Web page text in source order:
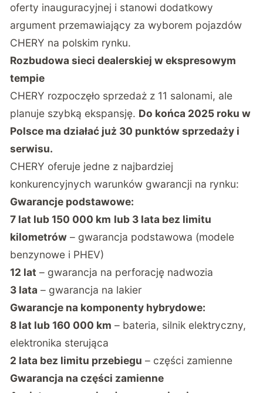
oferty inauguracyjnej i stanowi dodatkowy
argument przemawiający za wyborem pojazdów
CHERY na polskim rynku.
Rozbudowa sieci dealerskiej w ekspresowym
tempie
CHERY rozpoczęło sprzedaż z 11 salonami, ale
planuje szybką ekspansję. Do końca 2025 roku w
Polsce ma działać już 30 punktów sprzedaży i
serwisu.
CHERY oferuje jedne z najbardziej
konkurencyjnych warunków gwarancji na rynku:
Gwarancje podstawowe:
7 lat lub 150 000 km lub 3 lata bez limitu
kilometrów – gwarancja podstawowa (modele
benzynowe i PHEV)
12 lat – gwarancja na perforację nadwozia
3 lata – gwarancja na lakier
Gwarancje na komponenty hybrydowe:
8 lat lub 160 000 km – bateria, silnik elektryczny,
elektronika sterująca
2 lata bez limitu przebiegu – części zamienne
Gwarancja na części zamienne